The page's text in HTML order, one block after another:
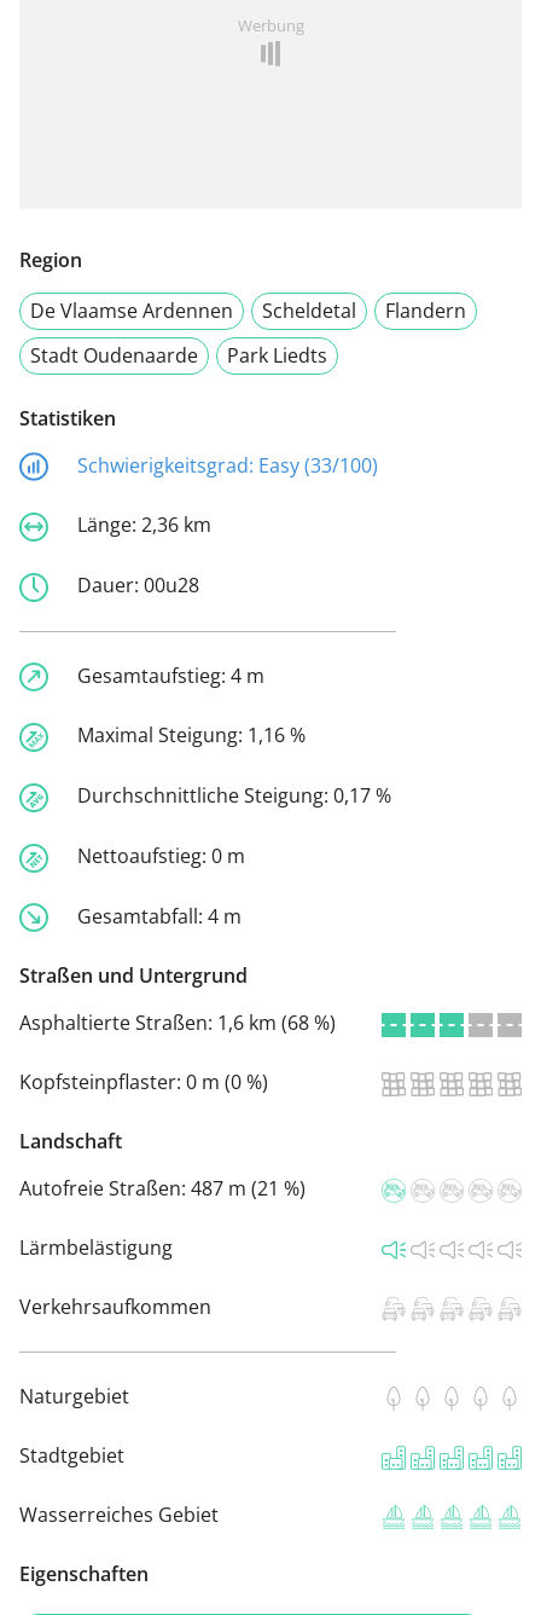
Werbung
Region
De Vlaamse Ardennen
Scheldetal
Flandern
Stadt Oudenaarde
Park Liedts
Statistiken
Schwierigkeitsgrad: Easy (33/100)
Länge: 2,36 km
Dauer: 00u28
Gesamtaufstieg: 4 m
Maximal Steigung: 1,16 %
Durchschnittliche Steigung: 0,17 %
Nettoaufstieg: 0 m
Gesamtabfall: 4 m
Straßen und Untergrund
Asphaltierte Straßen: 1,6 km (68 %)
Kopfsteinpflaster: 0 m (0 %)
Landschaft
Autofreie Straßen: 487 m (21 %)
Lärmbelästigung
Verkehrsaufkommen
Naturgebiet
Stadtgebiet
Wasserreiches Gebiet
Eigenschaften